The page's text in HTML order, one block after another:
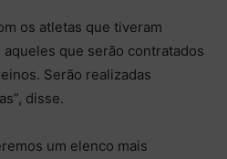
os atletas que tiveram
que serão contratados
Serão realizadas
disse.
um elenco mais